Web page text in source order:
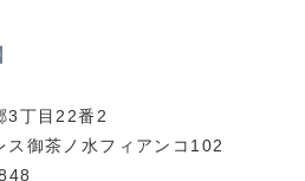
3丁目22番2
ス御茶ノ水フィアンコ102